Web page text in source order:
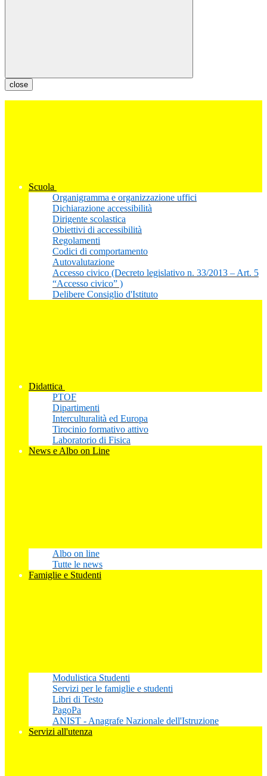
close
Scuola
Organigramma e organizzazione uffici
Dichiarazione accessibilità
Dirigente scolastica
Obiettivi di accessibilità
Regolamenti
Codici di comportamento
Autovalutazione
Accesso civico (Decreto legislativo n. 33/2013 – Art. 5
“Accesso civico” )
Delibere Consiglio d'Istituto
Didattica
PTOF
Dipartimenti
Interculturalità ed Europa
Tirocinio formativo attivo
Laboratorio di Fisica
News e Albo on Line
Albo on line
Tutte le news
Famiglie e Studenti
Modulistica Studenti
Servizi per le famiglie e studenti
Libri di Testo
PagoPa
ANIST - Anagrafe Nazionale dell'Istruzione
Servizi all'utenza